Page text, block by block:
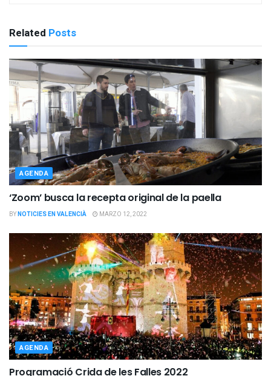
Related Posts
AGENDA
‘Zoom’ busca la recepta original de la paella
BYNOTICIES EN VALENCIÀ MARZO 12, 2022
AGENDA
Programació Crida de les Falles 2022